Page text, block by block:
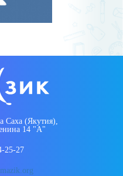
Саха (Якутия),
14 "А"
25-27